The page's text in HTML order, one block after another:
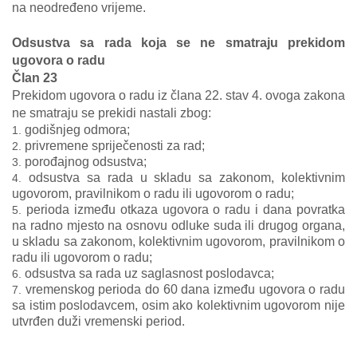
na neodređeno vrijeme.
Odsustva sa rada koja se ne smatraju prekidom
ugovora o radu
Član 23
Prekidom ugovora o radu iz člana 22. stav 4. ovoga zakona
ne smatraju se prekidi nastali zbog:
godišnjeg odmora;
privremene spriječenosti za rad;
porođajnog odsustva;
odsustva sa rada u skladu sa zakonom, kolektivnim
ugovorom, pravilnikom o radu ili ugovorom o radu;
perioda između otkaza ugovora o radu i dana povratka
na radno mjesto na osnovu odluke suda ili drugog organa,
u skladu sa zakonom, kolektivnim ugovorom, pravilnikom o
radu ili ugovorom o radu;
odsustva sa rada uz saglasnost poslodavca;
vremenskog perioda do 60 dana između ugovora o radu
sa istim poslodavcem, osim ako kolektivnim ugovorom nije
utvrđen duži vremenski period.